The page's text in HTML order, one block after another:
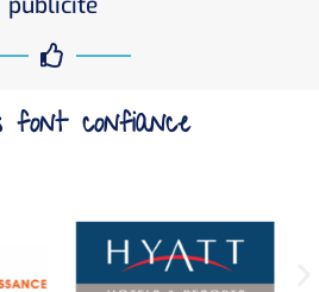
font confiance